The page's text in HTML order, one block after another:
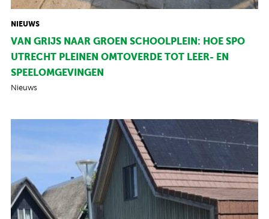
NIEUWS
VAN GRIJS NAAR GROEN SCHOOLPLEIN: HOE SPO
UTRECHT PLEINEN OMTOVERDE TOT LEER- EN
SPEELOMGEVINGEN
Nieuws